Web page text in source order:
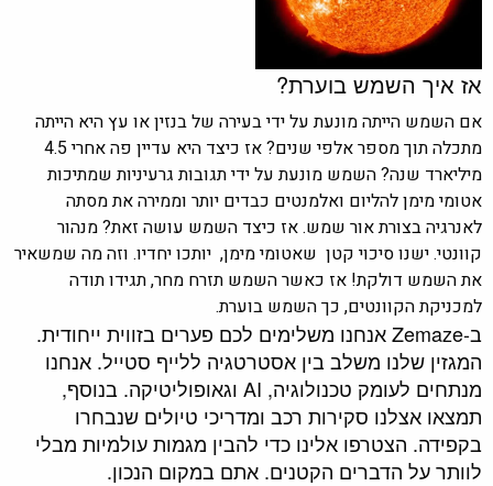
אז איך השמש בוערת?
אם השמש הייתה מונעת על ידי בעירה של בנזין או עץ היא הייתה
מתכלה תוך מספר אלפי שנים? אז כיצד היא עדיין פה אחרי 4.5
מיליארד שנה? השמש מונעת על ידי תגובות גרעיניות שמתיכות
אטומי מימן להליום ואלמנטים כבדים יותר וממירה את מסתה
לאנרגיה בצורת אור שמש. אז כיצד השמש עושה זאת? מנהור
קוונטי. ישנו סיכוי קטן שאטומי מימן, יותכו יחדיו. וזה מה שמשאיר
את השמש דולקת! אז כאשר השמש תזרח מחר, תגידו תודה
למכניקת הקוונטים, כך השמש בוערת.
ב-Zemaze אנחנו משלימים לכם פערים בזווית ייחודית.
המגזין שלנו משלב בין אסטרטגיה ללייף סטייל. אנחנו
מנתחים לעומק טכנולוגיה, AI וגאופוליטיקה. בנוסף,
תמצאו אצלנו סקירות רכב ומדריכי טיולים שנבחרו
בקפידה. הצטרפו אלינו כדי להבין מגמות עולמיות מבלי
לוותר על הדברים הקטנים. אתם במקום הנכון.